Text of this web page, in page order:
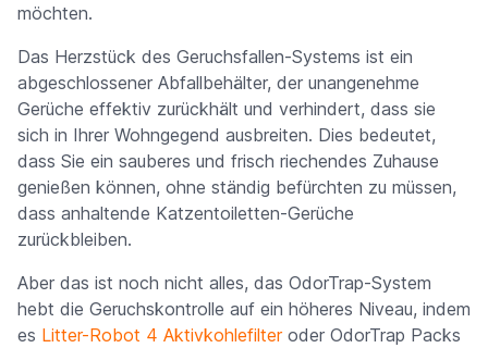
möchten.
Das Herzstück des Geruchsfallen-Systems ist ein
abgeschlossener Abfallbehälter, der unangenehme
Gerüche effektiv zurückhält und verhindert, dass sie
sich in Ihrer Wohngegend ausbreiten. Dies bedeutet,
dass Sie ein sauberes und frisch riechendes Zuhause
genießen können, ohne ständig befürchten zu müssen,
dass anhaltende Katzentoiletten-Gerüche
zurückbleiben.
Aber das ist noch nicht alles, das OdorTrap-System
hebt die Geruchskontrolle auf ein höheres Niveau, indem
es Litter-Robot 4 Aktivkohlefilteroder OdorTrap Packs